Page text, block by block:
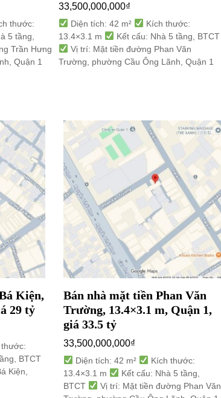
thước:
5 tầng,
Trần Hưng
Quận 1
33,500,000,000₫
Diện tích: 42 m²
Kích thước:
13.4×3.1 m
Kết cấu: Nhà 5 tầng, BTCT
Vị trí: Mặt tiền đường Phan Văn
Trường, phường Cầu Ông Lãnh, Quận 1
Kiện,
29 tỷ
BTCT
Kiện,
Bán nhà mặt tiền Phan Văn
Trường, 13.4×3.1 m, Quận 1,
giá 33.5 tỷ
33,500,000,000₫
Diện tích: 42 m²
Kích thước:
13.4×3.1 m
Kết cấu: Nhà 5 tầng,
BTCT
Vị trí: Mặt tiền đường Phan Văn